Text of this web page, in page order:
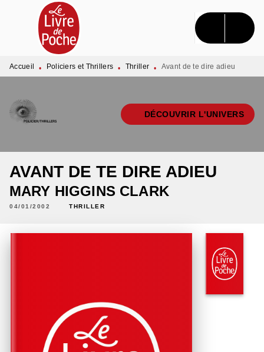
MENU RECHERCHE CONTENU
PIED DE PAGE
Accueil • Policiers et Thrillers • Thriller • Avant de te dire adieu
DÉCOUVRIR L'UNIVERS
AVANT DE TE DIRE ADIEU
MARY HIGGINS CLARK
04/01/2002 THRILLER